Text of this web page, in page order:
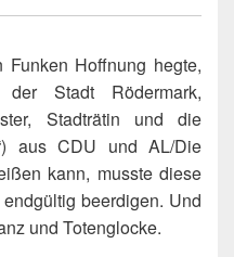
Hoffnung hegte,
Stadt Rödermark,
Stadträtin und die
aus CDU und AL/Die
kann, musste diese
beerdigen. Und
und Totenglocke.